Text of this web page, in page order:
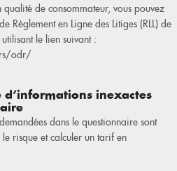
qualité de consommateur, vous pouvez
Règlement en Ligne des Litiges (RLL) de
le lien suivant :
odr/
d’informations inexactes
dans le questionnaire sont
risque et calculer un tarif en